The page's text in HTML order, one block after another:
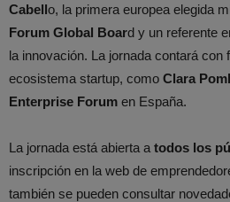
Cabello, la primera europea elegida
Forum Global Board y un referente
la innovación. La jornada contará con
ecosistema startup, como Clara
Enterprise Forum en España.
La jornada está abierta a todos los
inscripción en la web de
también se pueden consultar